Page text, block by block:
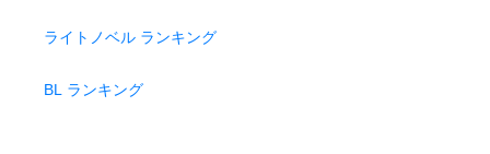
ライトノベル ランキング
BL ランキング